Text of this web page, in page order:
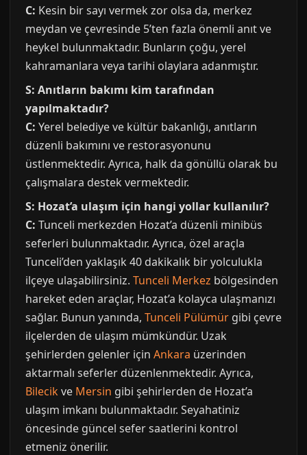
C: Kesin bir sayı vermek zor olsa da, merkez
meydan ve çevresinde 5’ten fazla önemli anıt ve
heykel bulunmaktadır. Bunların çoğu, yerel
kahramanlara veya tarihi olaylara adanmıştır.
S: Anıtların bakımı kim tarafından
yapılmaktadır?
C: Yerel belediye ve kültür bakanlığı, anıtların
düzenli bakımını ve restorasyonunu
üstlenmektedir. Ayrıca, halk da gönüllü olarak bu
çalışmalara destek vermektedir.
S: Hozat’a ulaşım için hangi yollar kullanılır?
C: Tunceli merkezden Hozat’a düzenli minibüs
seferleri bulunmaktadır. Ayrıca, özel araçla
Tunceli’den yaklaşık 40 dakikalık bir yolculukla
ilçeye ulaşabilirsiniz. Tunceli Merkez bölgesinden
hareket eden araçlar, Hozat’a kolayca ulaşmanızı
sağlar. Bunun yanında, Tunceli Pülümür gibi çevre
ilçelerden de ulaşım mümkündür. Uzak
şehirlerden gelenler için Ankara üzerinden
aktarmalı seferler düzenlenmektedir. Ayrıca,
Bilecikve Mersin gibi şehirlerden de Hozat’a
ulaşım imkanı bulunmaktadır. Seyahatiniz
öncesinde güncel sefer saatlerini kontrol
etmeniz önerilir.